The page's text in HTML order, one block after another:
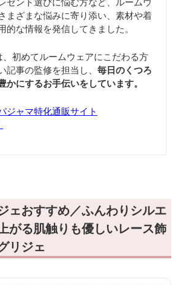
まざまな悩みに寄り添い、素材や着
的な情報を発信してきました。
初めてルームウェアにこだわる方
記事の監修を担当し、 毎日のくつろ
かにするお手伝いをしています。
ジャマ特化通販サイト
ェおすすめ／ふんわりシルエ
がる肌触りも優しいレース飾
リジェ